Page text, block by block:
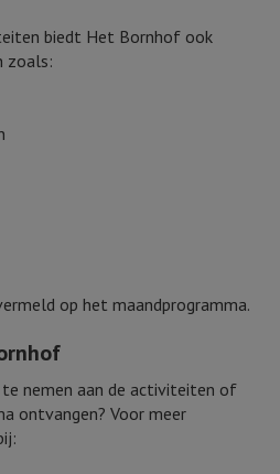
biedt Het Bornhof ook
zoals:
op het maandprogramma.
nemen aan de activiteiten of
ontvangen? Voor meer